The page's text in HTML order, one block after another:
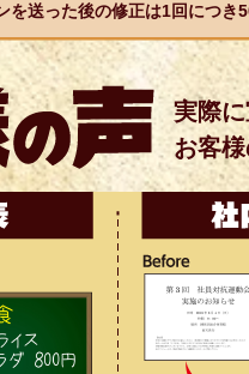
を送った後の修正は1回につき
実際
お客